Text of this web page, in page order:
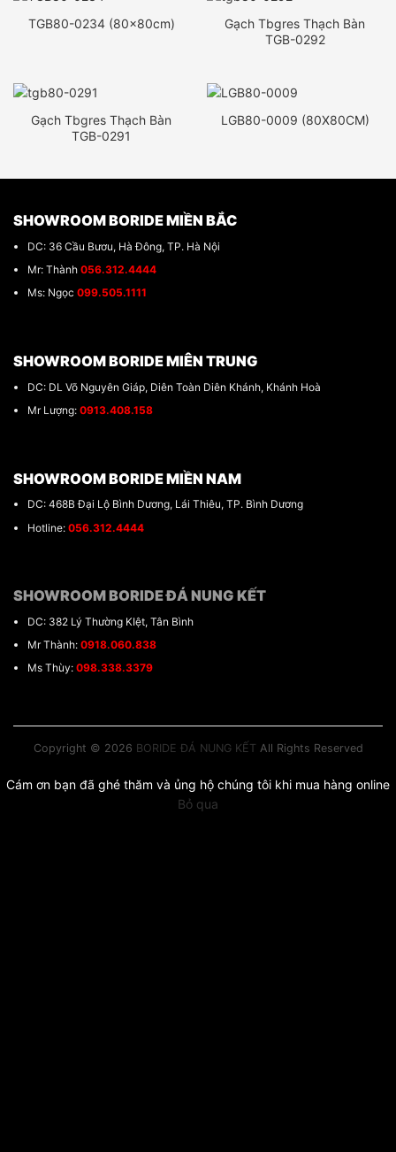
TGB80-0234 (80x80cm)
Gạch Tbgres Thạch Bàn
TGB-0292
Gạch Tbgres Thạch Bàn
TGB-0291
LGB80-0009 (80X80CM)
SHOWROOM BORIDE MIỀN BẮC
DC: 36 Cầu Bươu, Hà Đông, TP. Hà Nội
Mr: Thành 056.312.4444
Ms: Ngọc 099.505.1111
SHOWROOM BORIDE MIÊN TRUNG
DC: DL Võ Nguyên Giáp, Diên Toàn Diên Khánh, Khánh Hoà
Mr Lượng: 0913.408.158
SHOWROOM BORIDE MIỀN NAM
DC: 468B Đại Lộ Bình Dương, Lái Thiêu, TP. Bình Dương
Hotline: 056.312.4444
SHOWROOM BORIDE ĐÁ NUNG KẾT
DC: 382 Lý Thường KIệt, Tân Bình
Mr Thành: 0918.060.838
Ms Thùy: 098.338.3379
Copyright © 2026 BORIDE ĐÁ NUNG KẾT All Rights Reserved
Cám ơn bạn đã ghé thăm và ủng hộ chúng tôi khi mua hàng online
Bỏ qua